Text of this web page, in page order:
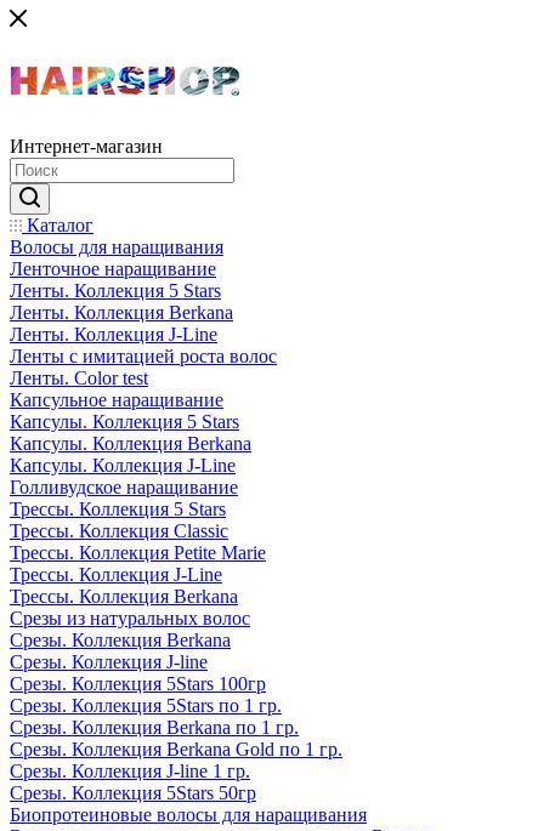
Интернет-магазин
Каталог
Волосы для наращивания
Ленточное наращивание
Ленты. Коллекция 5 Stars
Ленты. Коллекция Berkana
Ленты. Коллекция J-Line
Ленты с имитацией роста волос
Ленты. Color test
Капсульное наращивание
Капсулы. Коллекция 5 Stars
Капсулы. Коллекция Berkana
Капсулы. Коллекция J-Line
Голливудское наращивание
Трессы. Коллекция 5 Stars
Трессы. Коллекция Classic
Трессы. Коллекция Petite Marie
Трессы. Коллекция J-Line
Трессы. Коллекция Berkana
Срезы из натуральных волос
Срезы. Коллекция Berkana
Срезы. Коллекция J-line
Срезы. Коллекция 5Stars 100гр
Срезы. Коллекция 5Stars по 1 гр.
Срезы. Коллекция Berkana по 1 гр.
Срезы. Коллекция Berkana Gold по 1 гр.
Срезы. Коллекция J-line 1 гр.
Срезы. Коллекция 5Stars 50гр
Биопротеиновые волосы для наращивания